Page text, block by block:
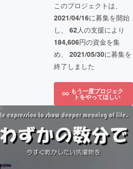
このプロジェクトは、
2021/04/16に募集を開始
し、 62人の支援により
184,606円の資金を集
め、 2021/05/30に募集を
終了しました
もう一度プロジェク
トをやってほしい